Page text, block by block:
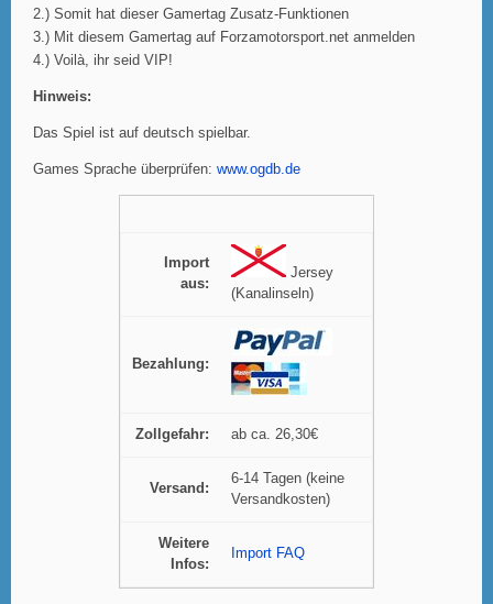
2.) Somit hat dieser Gamertag Zusatz-Funktionen
3.) Mit diesem Gamertag auf Forzamotorsport.net anmelden
4.) Voilà, ihr seid VIP!
Hinweis:
Das Spiel ist auf deutsch spielbar.
Games Sprache überprüfen: www.ogdb.de
Import
aus:
Jersey
(Kanalinseln)
Bezahlung:
Zollgefahr: ab ca. 26,30€
Versand:
6-14 Tagen (keine
Versandkosten)
Weitere
Infos:
Import FAQ